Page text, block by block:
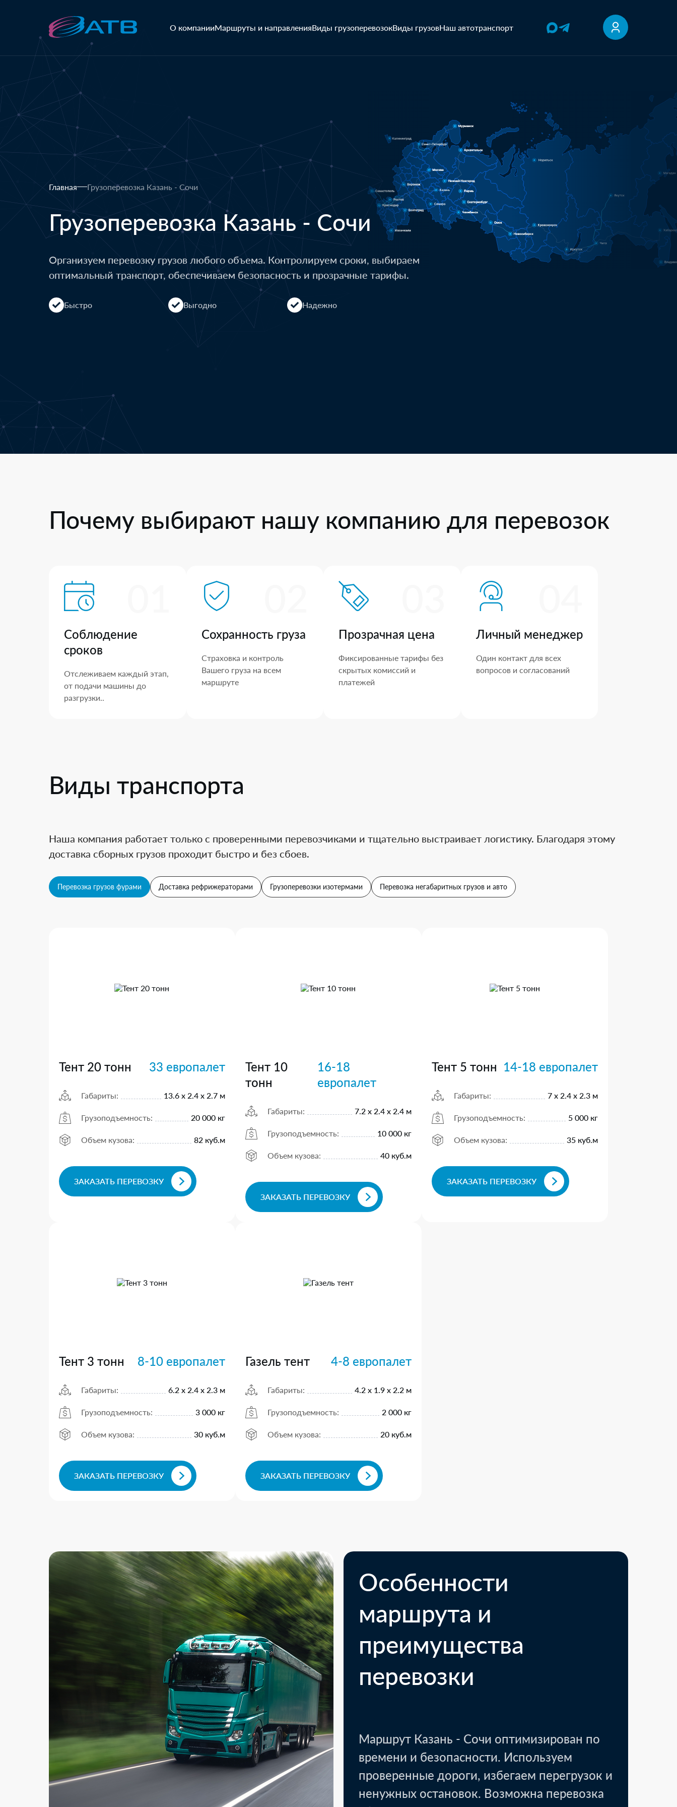
О компанииМаршруты и направленияВиды грузоперевозокВиды грузовНаш автотранспорт
Главная Грузоперевозка Казань - Сочи
Грузоперевозка Казань - Сочи
Организуем перевозку грузов любого объема. Контролируем сроки, выбираем
оптимальный транспорт, обеспечиваем безопасность и прозрачные тарифы.
Быстро Выгодно Надежно
Почему выбирают нашу компанию для перевозок
Соблюдение
сроков
Отслеживаем каждый этап,
от подачи машины до
разгрузки..
Сохранность груза
Страховка и контроль
Вашего груза на всем
маршруте
Прозрачная цена
Фиксированные тарифы без
скрытых комиссий и
платежей
Личный менеджер
Один контакт для всех
вопросов и согласований
Виды транспорта
Наша компания работает только с проверенными перевозчиками и тщательно выстраивает логистику. Благодаря этому
доставка сборных грузов проходит быстро и без сбоев.
Перевозка грузов фурами Доставка рефрижераторами Грузоперевозки изотермами Перевозка негабаритных грузов и авто
Тент 20 тонн 33 европалет
Габариты: 13.6 х 2.4 х 2.7 м
Грузоподъемность: 20 000 кг
Объем кузова: 82 куб.м
ЗАКАЗАТЬ ПЕРЕВОЗКУ
Тент 10
тонн
16-18
европалет
Габариты: 7.2 х 2.4 х 2.4 м
Грузоподъемность: 10 000 кг
Объем кузова: 40 куб.м
ЗАКАЗАТЬ ПЕРЕВОЗКУ
Тент 5 тонн 14-18 европалет
Габариты: 7 х 2.4 х 2.3 м
Грузоподъемность: 5 000 кг
Объем кузова: 35 куб.м
ЗАКАЗАТЬ ПЕРЕВОЗКУ
Тент 3 тонн 8-10 европалет
Габариты: 6.2 х 2.4 х 2.3 м
Грузоподъемность: 3 000 кг
Объем кузова: 30 куб.м
ЗАКАЗАТЬ ПЕРЕВОЗКУ
Газель тент 4-8 европалет
Габариты: 4.2 х 1.9 х 2.2 м
Грузоподъемность: 2 000 кг
Объем кузова: 20 куб.м
ЗАКАЗАТЬ ПЕРЕВОЗКУ
Особенности
маршрута и
преимущества
перевозки
Маршрут Казань - Сочи оптимизирован по
времени и безопасности. Используем
проверенные дороги, избегаем перегрузок и
ненужных остановок. Возможна перевозка